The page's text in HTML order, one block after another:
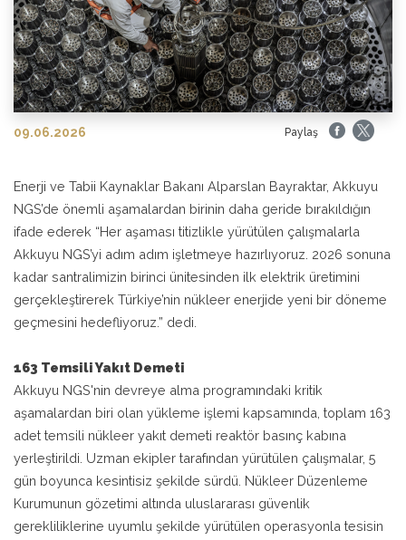
09.06.2026 Paylaş
Enerji ve Tabii Kaynaklar Bakanı Alparslan Bayraktar, Akkuyu
NGS’de önemli aşamalardan birinin daha geride bırakıldığın
ifade ederek “Her aşaması titizlikle yürütülen çalışmalarla
Akkuyu NGS’yi adım adım işletmeye hazırlıyoruz. 2026 sonuna
kadar santralimizin birinci ünitesinden ilk elektrik üretimini
gerçekleştirerek Türkiye’nin nükleer enerjide yeni bir döneme
geçmesini hedefliyoruz.” dedi.
163 Temsili Yakıt Demeti
Akkuyu NGS'nin devreye alma programındaki kritik
aşamalardan biri olan yükleme işlemi kapsamında, toplam 163
adet temsili nükleer yakıt demeti reaktör basınç kabına
yerleştirildi. Uzman ekipler tarafından yürütülen çalışmalar, 5
gün boyunca kesintisiz şekilde sürdü. Nükleer Düzenleme
Kurumunun gözetimi altında uluslararası güvenlik
gerekliliklerine uyumlu şekilde yürütülen operasyonla tesisin